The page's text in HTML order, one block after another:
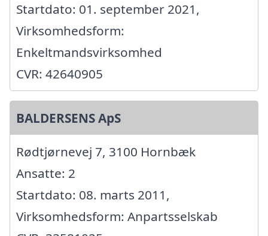
Startdato: 01. september 2021,
Virksomhedsform:
Enkeltmandsvirksomhed
CVR: 42640905
BALDERSENS ApS
Rødtjørnevej 7, 3100 Hornbæk
Ansatte: 2
Startdato: 08. marts 2011,
Virksomhedsform: Anpartsselskab